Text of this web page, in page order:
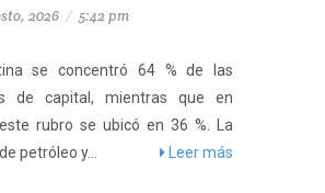
2026 / 5:42 pm
se concentró 64 % de las
de capital, mientras que en
rubro se ubicó en 36 %. La
petróleo y...
Leer más